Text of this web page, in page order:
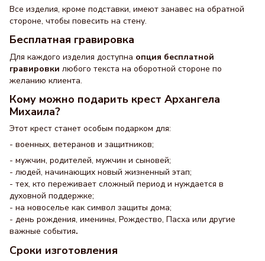
Все изделия, кроме подставки, имеют занавес на обратной
стороне, чтобы повесить на стену.
Бесплатная гравировка
Для каждого изделия доступна опция бесплатной
гравировки любого текста на оборотной стороне по
желанию клиента.
Кому можно подарить крест Архангела
Михаила?
Этот крест станет особым подарком для:
- военных, ветеранов и защитников;
- мужчин, родителей, мужчин и сыновей;
- людей, начинающих новый жизненный этап;
- тех, кто переживает сложный период и нуждается в
духовной поддержке;
- на новоселье как символ защиты дома;
- день рождения, именины, Рождество, Пасха или другие
важные события.
Сроки изготовления